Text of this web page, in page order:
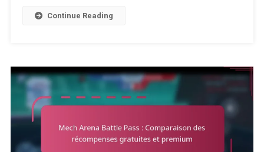
Continue Reading